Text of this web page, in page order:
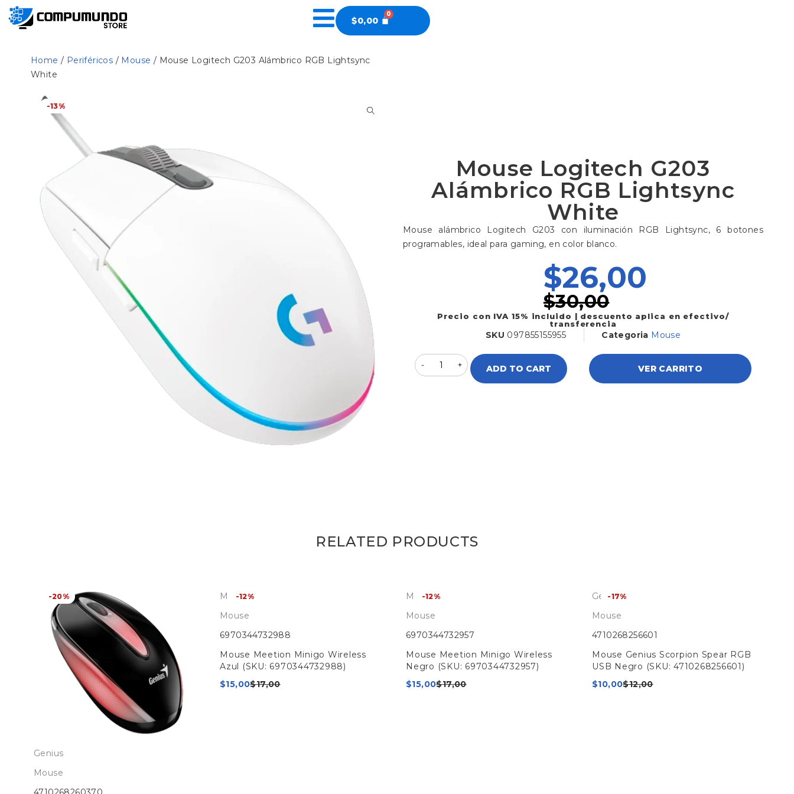
$0,00
Home / Periféricos / Mouse / Mouse Logitech G203 Alámbrico RGB Lightsync
White
-13%
Mouse Logitech G203
Alámbrico RGB Lightsync
White
Mouse alámbrico Logitech G203 con iluminación RGB Lightsync, 6 botones
programables, ideal para gaming, en color blanco.
$30,00
$26,00
Precio con IVA 15% incluido | descuento aplica en efectivo/
transferencia
SKU 097855155955 Categoria Mouse
ADD TO CART VER CARRITO
RELATED PRODUCTS
-20%
Genius
Mouse
-12%
Meetion
Mouse
6970344732988
Mouse Meetion Minigo Wireless
Azul (SKU: 6970344732988)
$17,00
$15,00
-12%
Meetion
Mouse
6970344732957
Mouse Meetion Minigo Wireless
Negro (SKU: 6970344732957)
$17,00
$15,00
-17%
Genius
Mouse
4710268256601
Mouse Genius Scorpion Spear RGB
USB Negro (SKU: 4710268256601)
$12,00
$10,00